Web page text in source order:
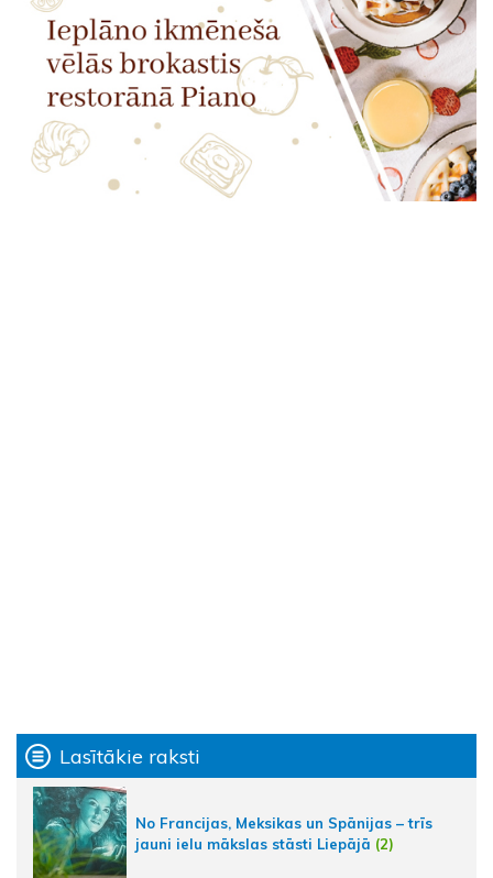
Lasītākie raksti
No Francijas, Meksikas un Spānijas – trīs
jauni ielu mākslas stāsti Liepājā (2)